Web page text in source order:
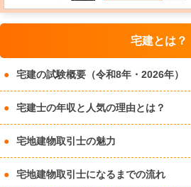
宅建とは？
宅建の試験概要（令和8年・2026年）
宅建士の年収と人気の理由とは？
宅地建物取引士の魅力
宅地建物取引士になるまでの流れ